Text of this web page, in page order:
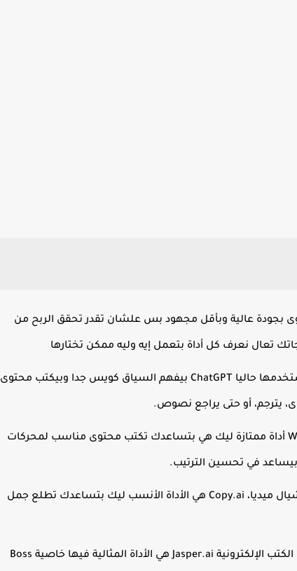
بجودة عالية وبأقل مجهود بس علشان تقدر تحقق الربح من
تعال نعرف كل أداة بتعمل إيه وليه ممكن تختارها
دي واحدة من أقوى أدوات الذكاء الاصطناعي اللي ممكن تستخدمها حاليا ChatGPT بيفهم السياق كويس جدا وبيكتب محتوى
يترجم، أو حتى يراجع نصوص.
لو هدفك تكتب مقالات تتصدر في جوجل، يبقى Writesonic أداة ممتازة ليك هي بتساعدك تكتب محتوى مناسب لمحركات
في تحسين الترتيب.
لو شغلك بيعتمد على الإعلانات، صفحات الهبوط، أو السوشيال ميديا، Copy.ai هي الأداة الأنسب ليك بتساعدك تطلع جمل
لو بتكتب محتوى متنوع وطويل زي المقالات المتخصصة أو الكتب الإلكترونية Jasper.ai هي الأداة المثالية فيها خاصية Boss